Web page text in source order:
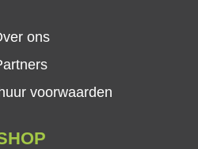
ons
voorwaarden